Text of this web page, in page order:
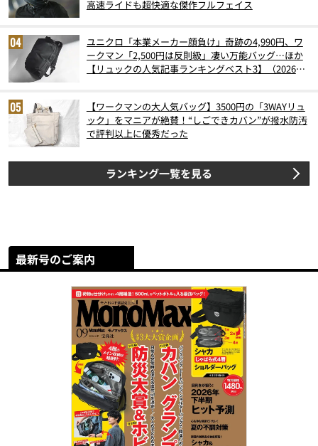
高速ライドも超快適な傑作フルフェイス
ユニクロ「本業メーカー顔負け」奇跡の4,990円、ワ
ークマン「2,500円は反則級」凄い万能バッグ…ほか
【リュックの人気記事ランキングベスト3】（2026年
【ワークマンの大人気バッグ】3500円の「3WAYリュ
ック」をマニアが絶賛！“しごできカバン”が撥水防汚
で評判以上に優秀だった
ランキング一覧を見る
最新号のご案内